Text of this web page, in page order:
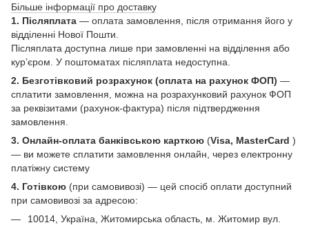
Більше інформації про доставку
1. Післяплата — оплата замовлення, після отримання його у
відділенні Нової Пошти.
Післяплата доступна лише при замовленні на відділення або
кур’єром. У поштоматах післяплата недоступна.
2. Безготівковий розрахунок (оплата на рахунок ФОП) —
сплатити замовлення, можна на розрахунковий рахунок ФОП
за реквізитами (рахунок-фактура) після підтвердження
замовлення.
3. Онлайн-оплата банківською карткою (Visa, MasterCard )
— ви можете сплатити замовлення онлайн, через електронну
платіжну систему
4. Готівкою (при самовивозі) — цей спосіб оплати доступний
при самовивозі за адресою:
10014, Україна, Житомирська область, м. Житомир вул.